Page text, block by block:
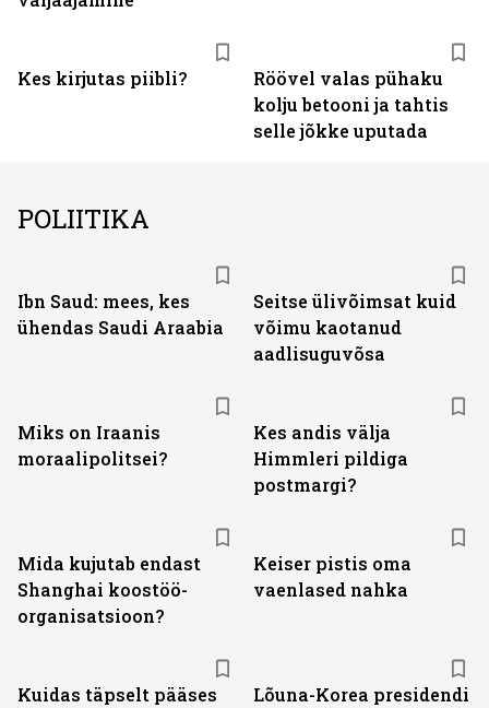
Kes kirjutas piibli?
Röövel valas pühaku
kolju betooni ja tahtis
selle jõkke uputada
POLIITIKA
Ibn Saud: mees, kes
ühendas Saudi Araabia
Seitse ülivõimsat kuid
võimu kaotanud
aadlisuguvõsa
Miks on Iraanis
moraalipolitsei?
Kes andis välja
Himmleri pildiga
postmargi?
Mida kujutab endast
Shanghai koostöö­
organisatsioon?
Keiser pistis oma
vaenlased nahka
Kuidas täpselt pääses
Lõuna-Korea presidendi